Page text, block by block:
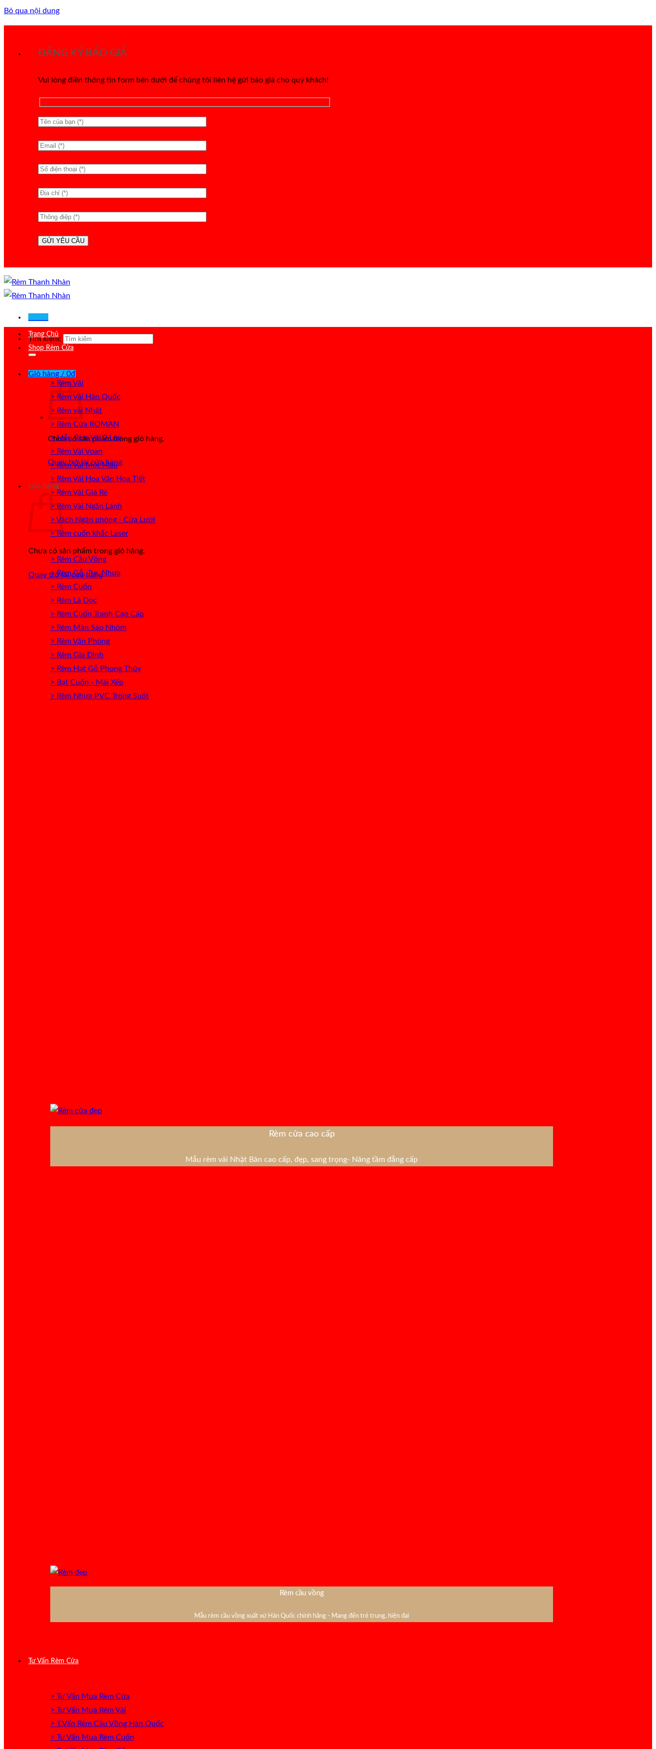
Bỏ qua nội dung
ĐĂNG KÝ BÁO GIÁ
Vui lòng điền thông tin form bên dưới để chúng tôi liên hệ gửi báo giá cho quý khách!
Tìm kiếm:
Giỏ hàng / 0₫
Chưa có sản phẩm trong giỏ hàng.
Quay trở lại cửa hàng
Giỏ hàng
Chưa có sản phẩm trong giỏ hàng.
Quay trở lại cửa hàng
Trang Chủ
Shop Rèm Cửa
> Rèm Vải
> Rèm Vải Hàn Quốc
> Rèm vải Nhật
> Rèm Cửa ROMAN
> Mẫu Rèm Vải 2 Lớp
> Rèm Vải Voan
> Rèm Vải Một Màu
> Rèm Vải Hoa Văn Họa Tiết
> Rèm Vải Giá Rẻ
> Rèm Vải Ngăn Lạnh
> Vách Ngăn phòng - Cửa Lưới
> Rèm cuốn khắc Laser
> Rèm Cầu Vồng
> Rèm Gỗ, Tre, Nhựa
> Rèm Cuốn
> Rèm Lá Dọc
> Rèm Cuốn Tranh Cao Cấp
> Rèm Màn Sáo Nhôm
> Rèm Văn Phòng
> Rèm Gia Đình
> Rèm Hạt Gỗ Phong Thủy
> Bạt Cuốn - Mái Xếp
> Rèm Nhựa PVC Trong Suốt
Rèm cửa cao cấp
Mẫu rèm vải Nhật Bản cao cấp, đẹp, sang trọng- Nâng tầm đẳng cấp
Rèm cầu vồng
Mẫu rèm cầu vồng xuất xứ Hàn Quốc chính hãng - Mang đến trẻ trung, hiện đại
Tư Vấn Rèm Cửa
> Tư Vấn Mua Rèm Cửa
> Tư Vấn Mua Rèm Vải
> T.Vấn Rèm Cầu Vồng Hàn Quốc
> Tư Vấn Mua Rèm Cuốn